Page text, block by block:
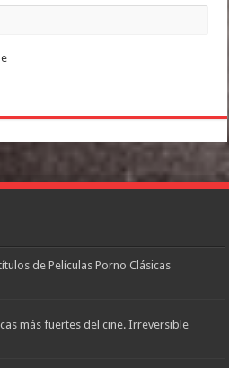
de Películas Porno Clásicas
más fuertes del cine. Irreversible